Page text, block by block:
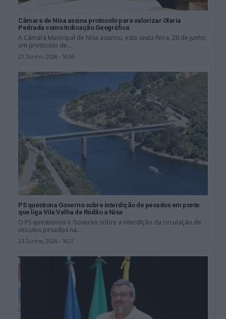
Câmara de Nisa assina protocolo para valorizar Olaria
Pedrada como Indicação Geográfica
A Câmara Municipal de Nisa assinou, esta sexta-feira, 26 de junho,
um protocolo de...
27 Junho, 2026 - 16:55
PS questiona Governo sobre interdição de pesados em ponte
que liga Vila Velha de Ródão a Nisa
O PS questionou o Governo sobre a interdição da circulação de
veículos pesados na...
23 Junho, 2026 - 16:21